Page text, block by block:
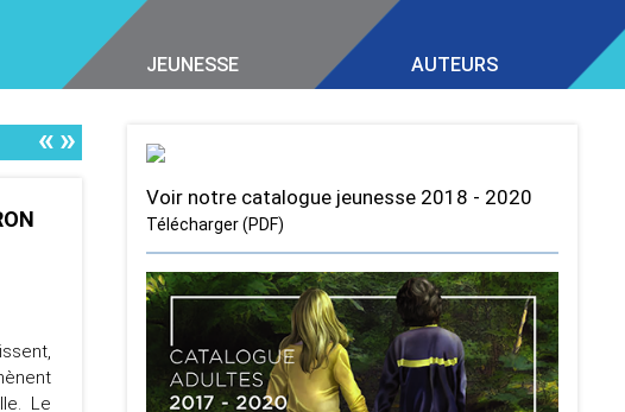
JEUNESSE AUTEURS
«»
Le
Voir notre catalogue jeunesse 2018 - 2020
Télécharger (PDF)